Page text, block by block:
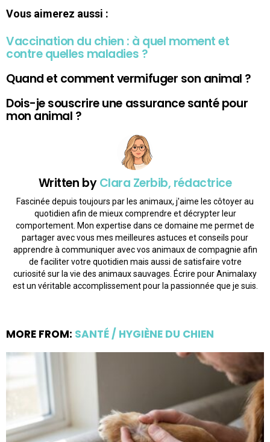
Vous aimerez aussi :
Vaccination du chien : à quel moment et
contre quelles maladies ?
Quand et comment vermifuger son animal ?
Dois-je souscrire une assurance santé pour
mon animal ?
Written byClara Zerbib, rédactrice
Fascinée depuis toujours par les animaux, j'aime les côtoyer au
quotidien afin de mieux comprendre et décrypter leur
comportement. Mon expertise dans ce domaine me permet de
partager avec vous mes meilleures astuces et conseils pour
apprendre à communiquer avec vos animaux de compagnie afin
de faciliter votre quotidien mais aussi de satisfaire votre
curiosité sur la vie des animaux sauvages. Écrire pour Animalaxy
est un véritable accomplissement pour la passionnée que je suis.
MORE FROM: SANTÉ / HYGIÈNE DU CHIEN